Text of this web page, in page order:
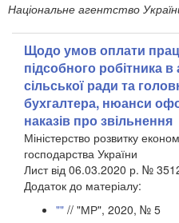
Національне агентство
Щодо умов оплати
підсобного робітника в
сільської ради та
бухгалтера, нюанси
наказів про звільнення
Міністерство розвитку
господарства України
Лист від 06.03.2020 р. №
​Додаток до матеріалу:
"" // "МР", 2020, № 5